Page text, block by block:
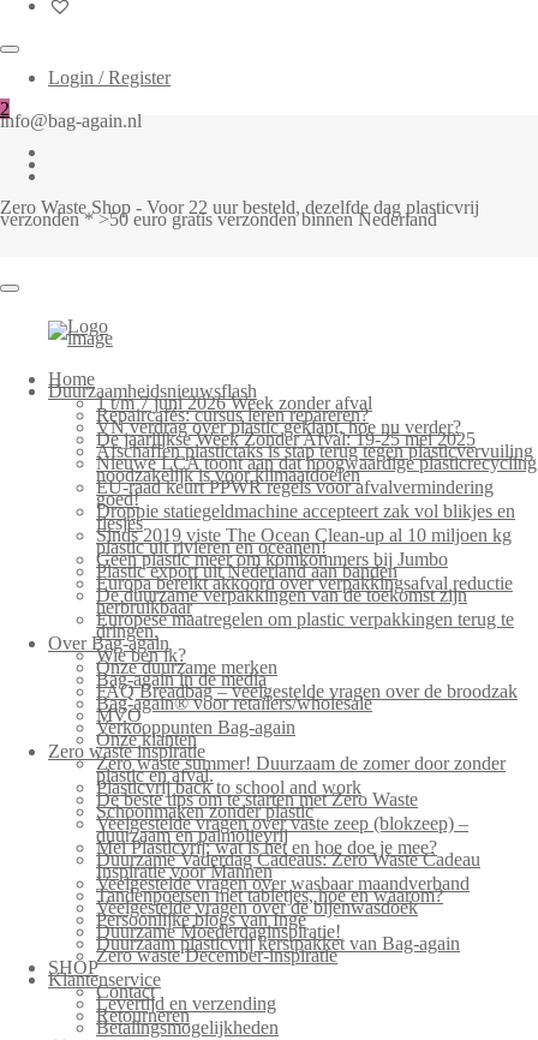
Login / Register
2
info@bag-again.nl
Zero Waste Shop - Voor 22 uur besteld, dezelfde dag plasticvrij
verzonden * >50 euro gratis verzonden binnen Nederland
Home
Duurzaamheidsnieuwsflash
1 t/m 7 juni 2026 Week zonder afval
Repaircafés: cursus leren repareren?
VN verdrag over plastic geklapt, hoe nu verder?
De jaarlijkse Week Zonder Afval: 19-25 mei 2025
Afschaffen plastictaks is stap terug tegen plasticvervuiling
Nieuwe LCA toont aan dat hoogwaardige plasticrecycling
noodzakelijk is voor klimaatdoelen
EU-raad keurt PPWR regels voor afvalvermindering
goed!
Droppie statiegeldmachine accepteert zak vol blikjes en
flesjes
Sinds 2019 viste The Ocean Clean-up al 10 miljoen kg
plastic uit rivieren en oceanen!
Geen plastic meer om komkommers bij Jumbo
Plastic export uit Nederland aan banden
Europa bereikt akkoord over verpakkingsafval reductie
De duurzame verpakkingen van de toekomst zijn
herbruikbaar
Europese maatregelen om plastic verpakkingen terug te
dringen.
Over Bag-again
Wie ben ik?
Onze duurzame merken
Bag-again in de media
FAQ Breadbag – veelgestelde vragen over de broodzak
Bag-again® voor retailers/wholesale
MVO
Verkooppunten Bag-again
Onze klanten
Zero waste inspiratie
Zero waste summer! Duurzaam de zomer door zonder
plastic en afval.
Plasticvrij back to school and work
De beste tips om te starten met Zero Waste
Schoonmaken zonder plastic
Veelgestelde vragen over vaste zeep (blokzeep) –
duurzaam en palmolievrij
Mei Plasticvrij: wat is het en hoe doe je mee?
Duurzame Vaderdag Cadeaus: Zero Waste Cadeau
Inspiratie voor Mannen
Veelgestelde vragen over wasbaar maandverband
Tandenpoetsen met tabletjes, hoe en waarom?
Veelgestelde vragen over de bijenwasdoek
Persoonlijke blogs van Inge
Duurzame Moederdaginspiratie!
Duurzaam plasticvrij kerstpakket van Bag-again
Zero waste December-inspiratie
SHOP
Klantenservice
Contact
Levertijd en verzending
Retourneren
Betalingsmogelijkheden